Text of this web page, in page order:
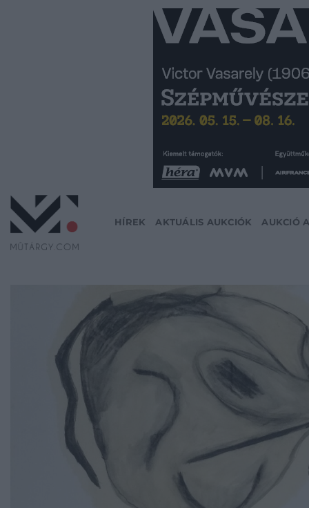
HÍREK AKTUÁLIS AUKCIÓK AUKCIÓ